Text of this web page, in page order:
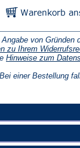
Angabe von Gründen
zu Ihrem
Hinweise zum
einer Bestellung